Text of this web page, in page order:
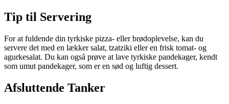
Tip til Servering
For at fuldende din tyrkiske pizza- eller brødoplevelse, kan du
servere det med en lækker salat, tzatziki eller en frisk tomat- og
agurkesalat. Du kan også prøve at lave tyrkiske pandekager, kendt
som umut pandekager, som er en sød og luftig dessert.
Afsluttende Tanker